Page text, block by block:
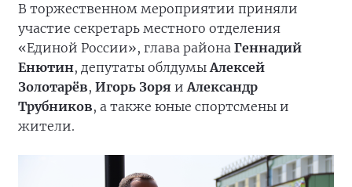
В торжественном мероприятии приняли
участие секретарь местного отделения
«Единой России», глава района Геннадий
Енютин, депутаты облдумыАлексей
Золотарёв, Игорь Зоря иАлександр
Трубников, а также юные спортсмены и
жители.